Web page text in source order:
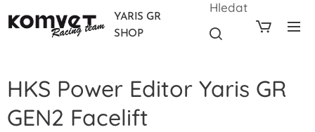
YARIS GR
SHOP
Hledat
HKS Power Editor Yaris GR
GEN2 Facelift